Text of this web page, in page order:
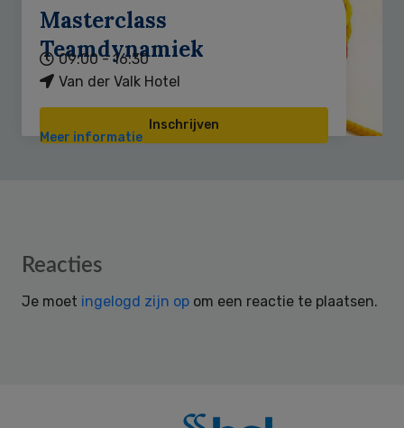
Masterclass
Teamdynamiek
09:00 - 16:30
Van der Valk Hotel
Inschrijven
Meer informatie
Reader
Reacties
Je moet ingelogd zijn op om een reactie te plaatsen.